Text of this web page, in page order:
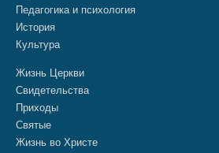
Педагогика и психология
История
Культура
Жизнь Церкви
Свидетельства
Приходы
Святые
Жизнь во Христе